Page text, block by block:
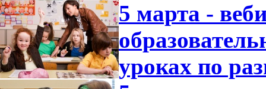
5 марта -
уроках по